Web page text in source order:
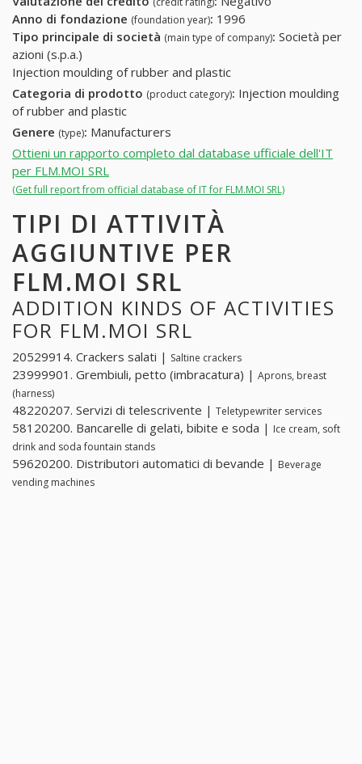
Anno di fondazione (foundation year): 1996
Tipo principale di società (main type of company): Società per
azioni (s.p.a.)
Injection moulding of rubber and plastic
Categoria di prodotto (product category): Injection moulding
of rubber and plastic
Genere (type): Manufacturers
Ottieni un rapporto completo dal database ufficiale dell'IT
per FLM.MOI SRL
(Get full report from official database of IT for FLM.MOI SRL)
TIPI DI ATTIVITÀ
AGGIUNTIVE PER
FLM.MOI SRL
ADDITION KINDS OF ACTIVITIES
FOR FLM.MOI SRL
20529914. Crackers salati | Saltine crackers
23999901. Grembiuli, petto (imbracatura) | Aprons, breast
(harness)
48220207. Servizi di telescrivente | Teletypewriter services
58120200. Bancarelle di gelati, bibite e soda | Ice cream, soft
drink and soda fountain stands
59620200. Distributori automatici di bevande | Beverage
vending machines